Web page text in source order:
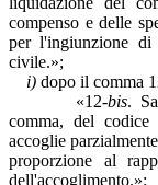
compenso e delle
per l'ingiunzione
civile.»;
i) dopo il comma
«12-bis.
comma, del
accoglie
proporzione al
dell'accoglimento.»;